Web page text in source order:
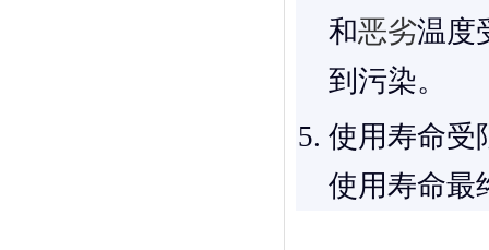
和恶劣温度
到污染。
使用寿命受
使用寿命最